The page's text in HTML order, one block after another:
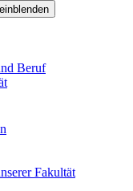
Beruf
Fakultät